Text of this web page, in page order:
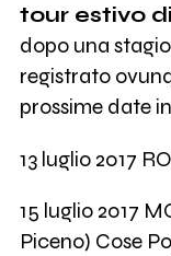
tour estivo
dopo una
registrato
prossime date
13 luglio 2017
15 luglio 2017
Piceno) Cose